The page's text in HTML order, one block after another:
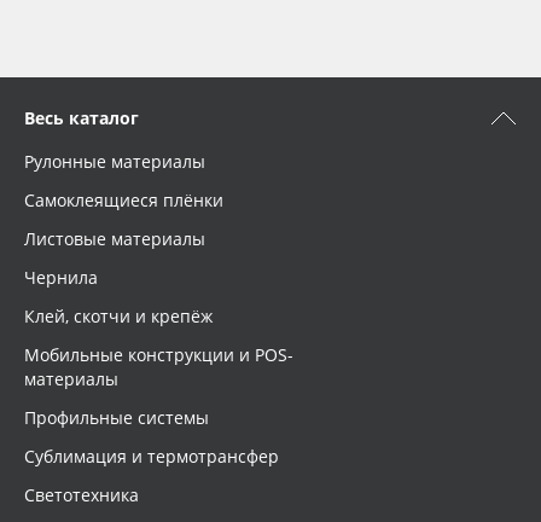
Весь каталог
Рулонные материалы
Самоклеящиеся плёнки
Листовые материалы
Чернила
Клей, скотчи и крепёж
Мобильные конструкции и POS-
материалы
Профильные системы
Сублимация и термотрансфер
Светотехника